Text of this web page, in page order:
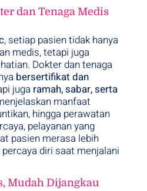
dan Tenaga Medis
, setiap pasien tidak hanya
medis, tetapi juga
Dokter dan tenaga
bersertifikat dan
juga ramah, sabar, serta
manfaat
hingga perawatan
pelayanan yang
pasien merasa lebih
diri saat menjalani
Mudah Dijangkau